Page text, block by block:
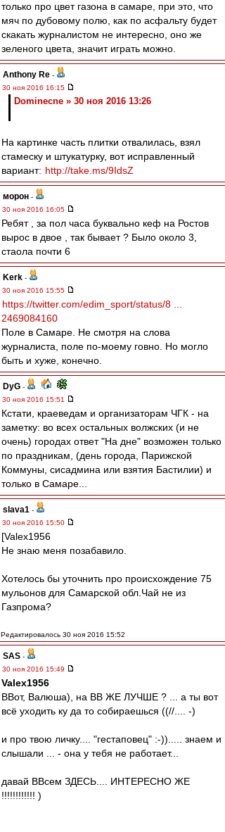
только про цвет газона в самаре, при это, что
мяч по дубовому полю, как по асфальту будет
скакать журналистом не интересно, оно же
зеленого цвета, значит играть можно.
Anthony Re -
30 ноя 2016 16:15
Dominecne » 30 ноя 2016 13:26
На картинке часть плитки отвалилась, взял
стамеску и штукатурку, вот исправленный
вариант: http://take.ms/9IdsZ
морон -
30 ноя 2016 16:05
Ребят , за пол часа буквально кеф на Ростов
вырос в двое , так бывает ? Было около 3,
стаола почти 6
Kerk -
30 ноя 2016 15:55
https://twitter.com/edim_sport/status/8 ...
2469084160
Поле в Самаре. Не смотря на слова
журналиста, поле по-моему говно. Но могло
быть и хуже, конечно.
DyG -
30 ноя 2016 15:51
Кстати, краеведам и организаторам ЧГК - на
заметку: во всех остальных волжских (и не
очень) городах ответ "На дне" возможен только
по праздникам, (день города, Парижской
Коммуны, сисадмина или взятия Бастилии) и
только в Самаре...
slava1 -
30 ноя 2016 15:50
[Valex1956
Не знаю меня позабавило.
Хотелось бы уточнить про происхождение 75
мульонов для Самарской обл.Чай не из
Газпрома?
Редактировалось 30 ноя 2016 15:52
SAS -
30 ноя 2016 15:49
Valex1956
ВВот, Валюша), на ВВ ЖЕ ЛУЧШЕ ? ... а ты вот
всё уходить ку да то собираешься ((//.... -)
и про твою личку.... "гестаповец" :-))..... знаем и
слышали ... - она у тебя не работает...
давай ВВсем ЗДЕСЬ.... ИНТЕРЕСНО ЖЕ
!!!!!!!!!!!! )